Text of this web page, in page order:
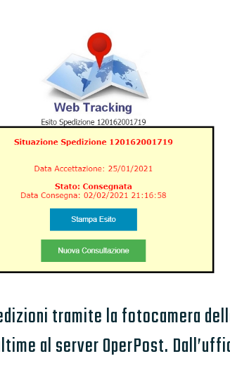
tramite la fotocamera
al server OperPost.